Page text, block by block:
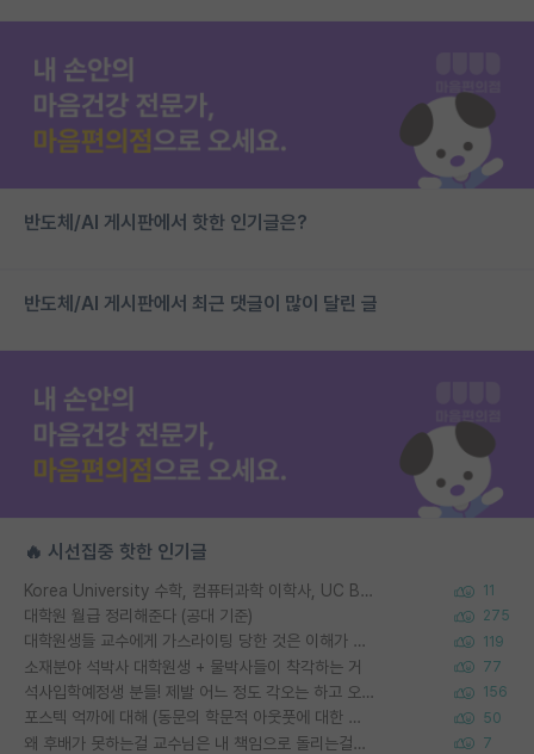
반도체/AI 게시판에서 핫한 인기글은?
반도체/AI 게시판에서 최근 댓글이 많이 달린 글
🔥 시선집중 핫한 인기글
Korea University 수학, 컴퓨터과학 이학사, UC Berkeley 산업공학 대학원 공학박사가 되는 것은 쉽지 않겠죠? 11
대학원 월급 정리해준다 (공대 기준) 275
대학원생들 교수에게 가스라이팅 당한 것은 이해가 갑니다. 안타깝네요. 119
소재분야 석박사 대학원생 + 물박사들이 착각하는 거 77
석사입학예정생 분들! 제발 어느 정도 각오는 하고 오세요. 156
포스텍 억까에 대해 (동문의 학문적 아웃풋에 대한 반박) 50
왜 후배가 못하는걸 교수님은 내 책임으로 돌리는걸까요? 7